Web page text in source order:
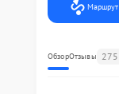
Маршрут
ОбзорОтзывы 275